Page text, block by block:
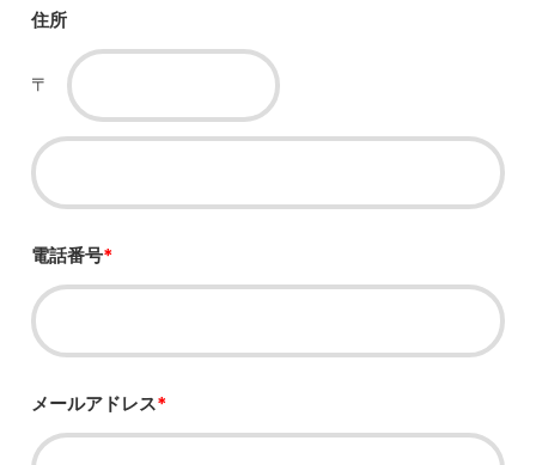
住所
〒
電話番号*
メールアドレス*